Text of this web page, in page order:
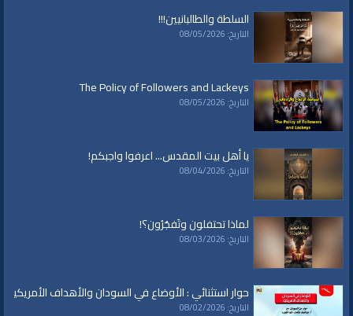
الفئات:
خطب ودروس
خطب ودروس»خطب جمعة
قنوات:
برامج الواقية
العلامات:قناة|الواقية،|انحياز |إلى|مبدأ|الأمة،|المسجد|الأقصى،
المقدس،|حزب التحرير،|الخلافة|الراشدة|
al waqiah
al waqiaa
سياسة حكم| إسلام
تلاوة|التغيير|النهضة
politics
|
islam
السلطة والطالبانيين!!!
التاريخ: 08/05/2026
The Policy of Followers and Lackeys
التاريخ: 08/05/2026
يا أهل بيت المقدس... اعرفوا واجبكم!
التاريخ: 08/04/2026
لماذا تحتفلون وتَفجُرُون؟!
التاريخ: 08/03/2026
حوار استثنائي : الأوضاع في السودان والأهداف الأمريكية
التاريخ: 08/02/2026